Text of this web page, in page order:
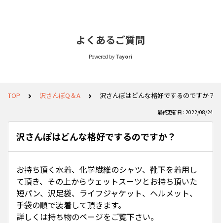
よくあるご質問
Powered by Tayori
TOP 沢さんぽQ＆A 沢さんぽはどんな格好でするのですか？
最終更新日 : 2022/08/24
沢さんぽはどんな格好でするのですか？
お持ち頂く水着、化学繊維のシャツ、靴下を着用し
て頂き、その上からウェットスーツとお持ち頂いた
短パン、沢足袋、ライフジャケット、ヘルメット、
手袋の順で装着して頂きます。
詳しくは持ち物のページをご覧下さい。